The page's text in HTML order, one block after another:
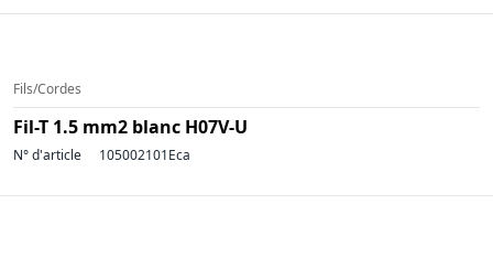
Fils/Cordes
Fil-T 1.5 mm2 blanc H07V-U
N° d'article 105002101Eca